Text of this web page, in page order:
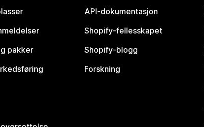
pakker
API-dokumentasjon
Shopify-fellesskapet
Shopify-blogg
Forskning